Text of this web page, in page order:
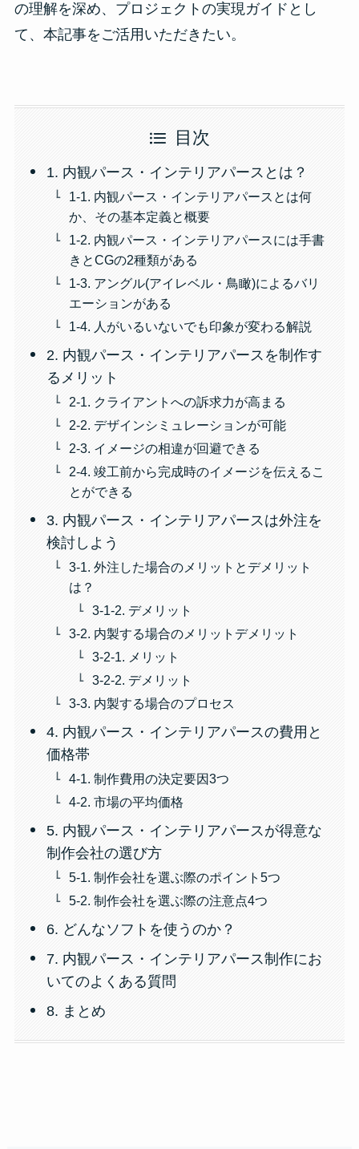
の理解を深め、プロジェクトの実現ガイドとし
て、本記事をご活用いただきたい。
目次
1. 内観パース・インテリアパースとは？
1-1. 内観パース・インテリアパースとは何
か、その基本定義と概要
1-2. 内観パース・インテリアパースには手書
きとCGの2種類がある
1-3. アングル(アイレベル・鳥瞰)によるバリ
エーションがある
1-4. 人がいるいないでも印象が変わる解説
2. 内観パース・インテリアパースを制作す
るメリット
2-1. クライアントへの訴求力が高まる
2-2. デザインシミュレーションが可能
2-3. イメージの相違が回避できる
2-4. 竣工前から完成時のイメージを伝えるこ
とができる
3. 内観パース・インテリアパースは外注を
検討しよう
3-1. 外注した場合のメリットとデメリット
は？
3-1-2. デメリット
3-2. 内製する場合のメリットデメリット
3-2-1. メリット
3-2-2. デメリット
3-3. 内製する場合のプロセス
4. 内観パース・インテリアパースの費用と
価格帯
4-1. 制作費用の決定要因3つ
4-2. 市場の平均価格
5. 内観パース・インテリアパースが得意な
制作会社の選び方
5-1. 制作会社を選ぶ際のポイント5つ
5-2. 制作会社を選ぶ際の注意点4つ
6. どんなソフトを使うのか？
7. 内観パース・インテリアパース制作にお
いてのよくある質問
8. まとめ